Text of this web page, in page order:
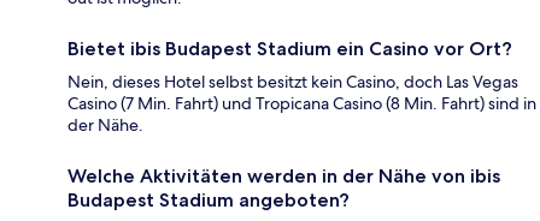
Bietet ibis Budapest Stadium ein Casino vor Ort?
Nein, dieses Hotel selbst besitzt kein Casino, doch Las Vegas
Casino (7 Min. Fahrt) und Tropicana Casino (8 Min. Fahrt) sind in
der Nähe.
Welche Aktivitäten werden in der Nähe von ibis
Budapest Stadium angeboten?